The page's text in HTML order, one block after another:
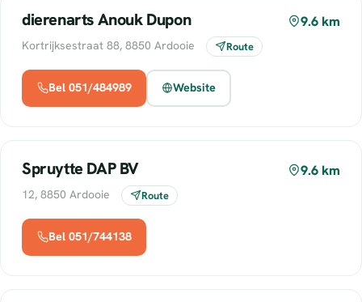
dierenarts Anouk Dupon 9.6 km
Kortrijksestraat 88, 8850 Ardooie Route
Bel 051/484989 Website
Spruytte DAP BV 9.6 km
12, 8850 Ardooie Route
Bel 051/744138